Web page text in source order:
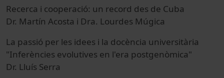
Recerca i cooperació: un record des de Cuba
Dr. Martín Acosta i Dra. Lourdes Múgica
La passió per les idees i la docència universitària
"Inferències evolutives en l'era postgenòmica"
Dr. Lluís Serra